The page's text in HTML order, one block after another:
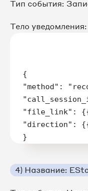
Тип события:
Тело уведомления:
{
"method":
"file_link":
"direction":
}
4) Название: